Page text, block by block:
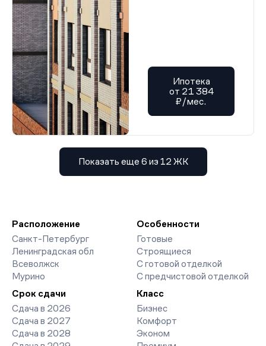
Ипотека
от 21 384
₽/мес.
Показать еще 6 из 12 ЖК
Расположение
Санкт-Петербург
Ленинградская обл
Всеволжск
Мурино
Особенности
Готовые
Строящиеся
С готовой отделкой
С предчистовой отделкой
Срок сдачи
Сдача в 2026
Сдача в 2027
Сдача в 2028
Класс
Бизнес
Комфорт
Эконом